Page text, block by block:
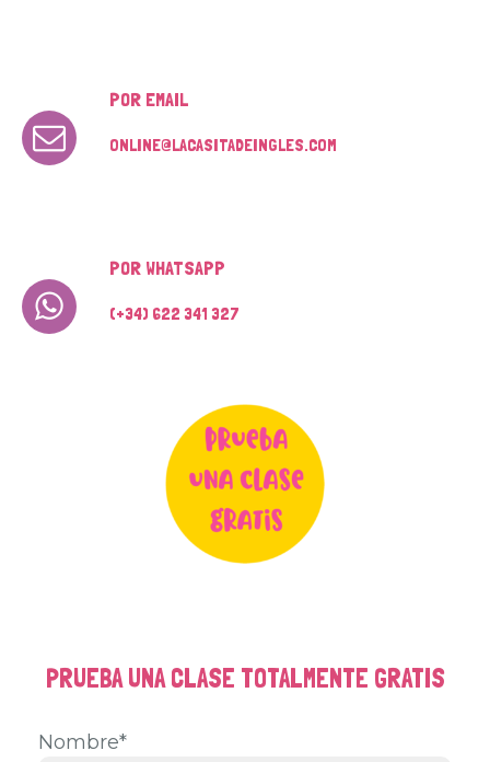
POR EMAIL
ONLINE@LACASITADEINGLES.COM
POR WHATSAPP
(+34) 622 341 327
PRUEBA UNA CLASE TOTALMENTE GRATIS
Nombre*